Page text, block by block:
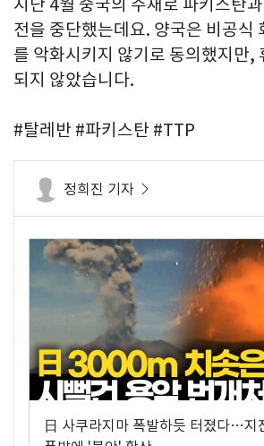
지난 4월 중국의 주재로 파키스탄
전을 중단했는데요. 양국은 비공식
를 악화시키지 않기로 동의했지만,
되지 않았습니다.
#탈레반 #파키스탄 #TTP
정희진 기자
日 사쿠라지마 폭발하듯 터졌다…지